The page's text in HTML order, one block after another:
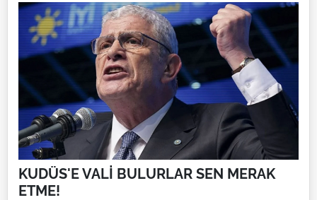
KUDÜS'E VALİ BULURLAR SEN MERAK
ETME!